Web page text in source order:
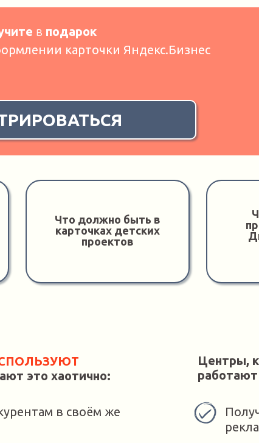
в подарок
карточки Яндекс.Бизнес
Что должно быть в
карточках детских
проектов
это хаотично:
в своём же
Центры,